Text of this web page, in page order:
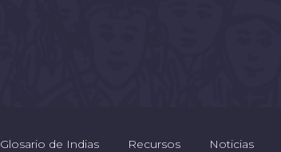
Glosario de Indias Recursos Noticias